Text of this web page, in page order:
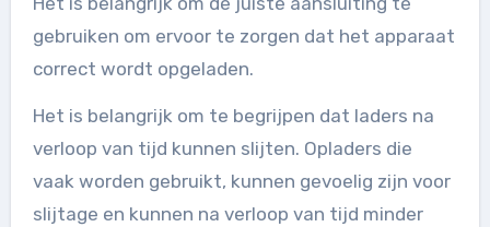
gebruiken om ervoor te zorgen dat het apparaat
correct wordt opgeladen.
Het is belangrijk om te begrijpen dat laders na
verloop van tijd kunnen slijten. Opladers die
vaak worden gebruikt, kunnen gevoelig zijn voor
slijtage en kunnen na verloop van tijd minder